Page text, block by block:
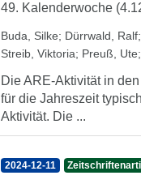
49. Kalenderwoche
Buda, Silke; Dürrwald, Ralf;
Streib, Viktoria; Preuß, Ute;
Die ARE-Aktivität in
für die Jahreszeit
Aktivität. Die ...
2024-12-11